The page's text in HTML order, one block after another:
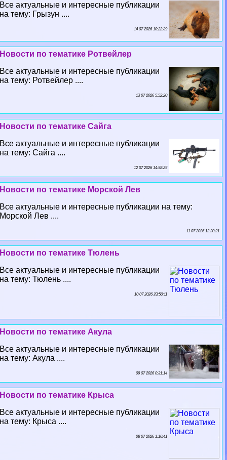
Все актуальные и интересные публикации
на тему: Грызун ....
14 07 2026 10:22:39
Новости по тематике Ротвейлер
Все актуальные и интересные публикации
на тему: Ротвейлер ....
13 07 2026 5:52:20
Новости по тематике Сайга
Все актуальные и интересные публикации
на тему: Сайга ....
12 07 2026 14:58:25
Новости по тематике Морской Лев
Все актуальные и интересные публикации на тему:
Морской Лев ....
11 07 2026 12:20:21
Новости по тематике Тюлень
Все актуальные и интересные публикации
на тему: Тюлень ....
10 07 2026 23:50:11
Новости по тематике Акула
Все актуальные и интересные публикации
на тему: Акула ....
09 07 2026 0:31:14
Новости по тематике Крыса
Все актуальные и интересные публикации
на тему: Крыса ....
08 07 2026 1:10:41